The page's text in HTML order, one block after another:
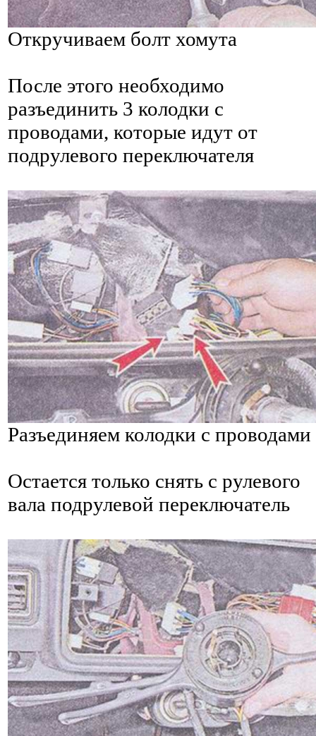
Откручиваем болт хомута
После этого необходимо
разъединить 3 колодки с
проводами, которые идут от
подрулевого переключателя
Разъединяем колодки с проводами
Остается только снять с рулевого
вала подрулевой переключатель